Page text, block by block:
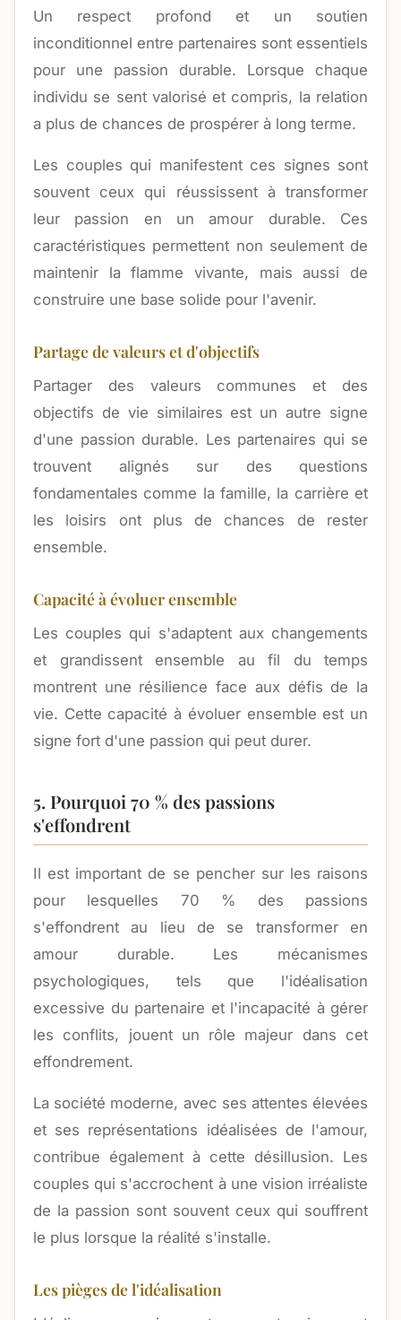
Un respect profond et un soutien
inconditionnel entre partenaires sont essentiels
pour une passion durable. Lorsque chaque
individu se sent valorisé et compris, la relation
a plus de chances de prospérer à long terme.
Les couples qui manifestent ces signes sont
souvent ceux qui réussissent à transformer
leur passion en un amour durable. Ces
caractéristiques permettent non seulement de
maintenir la flamme vivante, mais aussi de
construire une base solide pour l'avenir.
Partage de valeurs et d'objectifs
Partager des valeurs communes et des
objectifs de vie similaires est un autre signe
d'une passion durable. Les partenaires qui se
trouvent alignés sur des questions
fondamentales comme la famille, la carrière et
les loisirs ont plus de chances de rester
ensemble.
Capacité à évoluer ensemble
Les couples qui s'adaptent aux changements
et grandissent ensemble au fil du temps
montrent une résilience face aux défis de la
vie. Cette capacité à évoluer ensemble est un
signe fort d'une passion qui peut durer.
5. Pourquoi 70 % des passions
s'effondrent
Il est important de se pencher sur les raisons
pour lesquelles 70 % des passions
s'effondrent au lieu de se transformer en
amour durable. Les mécanismes
psychologiques, tels que l'idéalisation
excessive du partenaire et l'incapacité à gérer
les conflits, jouent un rôle majeur dans cet
effondrement.
La société moderne, avec ses attentes élevées
et ses représentations idéalisées de l'amour,
contribue également à cette désillusion. Les
couples qui s'accrochent à une vision irréaliste
de la passion sont souvent ceux qui souffrent
le plus lorsque la réalité s'installe.
Les pièges de l'idéalisation